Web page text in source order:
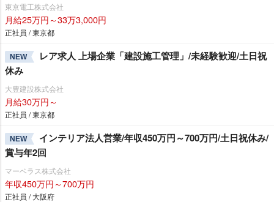
東京電工株式会社
月給25万円～33万3,000円
正社員 / 東京都
NEW
レア求人 上場企業「建設施工管理」/未経験歓迎/土日祝
休み
大豊建設株式会社
月給30万円～
正社員 / 東京都
NEW
インテリア法人営業/年収450万円～700万円/土日祝休み/
賞与年2回
マーベラス株式会社
年収450万円～700万円
正社員 / 大阪府